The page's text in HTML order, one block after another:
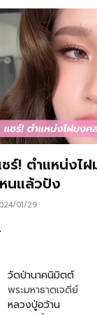
ร์! ตำแหน่งไ
นแล้วปัง
01/29
วัดป่านาคนิมิตต์
พระมหาธาตเจดีย์
หลวงปู่อว้าน